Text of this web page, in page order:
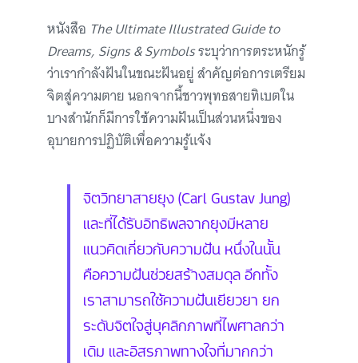
หนังสือ The Ultimate Illustrated Guide to
Dreams, Signs & Symbolsระบุว่าการตระหนักรู้
ว่าเรากำลังฝันในขณะฝันอยู่ สำคัญต่อการเตรียม
จิตสู่ความตาย นอกจากนี้ชาวพุทธสายทิเบตใน
บางสำนักก็มีการใช้ความฝันเป็นส่วนหนึ่งของ
อุบายการปฏิบัติเพื่อความรู้แจ้ง
จิตวิทยาสายยุง (Carl Gustav Jung)
และที่ได้รับอิทธิพลจากยุงมีหลาย
แนวคิดเกี่ยวกับความฝัน หนึ่งในนั้น
คือความฝันช่วยสร้างสมดุล อีกทั้ง
เราสามารถใช้ความฝันเยียวยา ยก
ระดับจิตใจสู่บุคลิกภาพที่ไพศาลกว่า
เดิม และอิสรภาพทางใจที่มากกว่า